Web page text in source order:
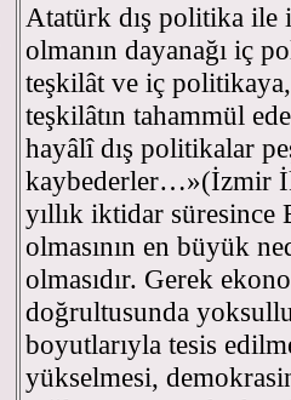
Atatürk dış politika ile
olmanın dayanağı iç
teşkilât ve iç
teşkilâtın tahammül
hayâlî dış politikalar
kaybederler…»(İzmir
yıllık iktidar süresince
olmasının en büyük
olmasıdır. Gerek
doğrultusunda
boyutlarıyla tesis
yükselmesi,